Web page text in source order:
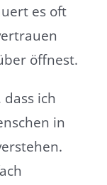
es oft
öffnest.
ich
in